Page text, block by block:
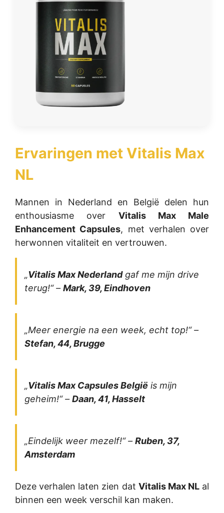
Ervaringen met Vitalis Max
NL
Mannen in Nederland en België delen hun
enthousiasme over Vitalis Max Male
Enhancement Capsules, met verhalen over
herwonnen vitaliteit en vertrouwen.
„Vitalis Max Nederlandgaf me mijn drive
terug!“ – Mark, 39, Eindhoven
„Meer energie na een week, echt top!“ –
Stefan, 44, Brugge
„Vitalis Max Capsules België is mijn
geheim!“ – Daan, 41, Hasselt
„Eindelijk weer mezelf!“ – Ruben, 37,
Amsterdam
Deze verhalen laten zien dat Vitalis Max NLal
binnen een week verschil kan maken.